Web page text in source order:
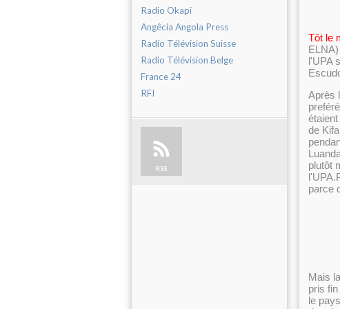
Radio Okapi
Angêcia Angola Press
Radio Télévision Suisse
Radio Télévision Belge
France 24
RFI
RSS
Tôt le
l'UPA
Après
de
plutôt
parce
Mais
pris
le